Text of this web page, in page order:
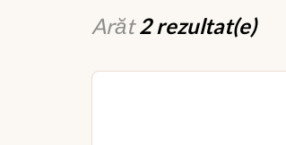
Arăt2 rezultat(e)